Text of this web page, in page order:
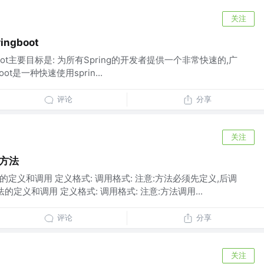
关注
要目标是: 为所有Spring的开发者提供一个非常快速的,广
是一种快速使用sprin...
评论 分享
关注
法
定义和调用 定义格式: 调用格式: 注意:方法必须先定义,后调
定义和调用 定义格式: 调用格式: 注意:方法调用...
评论 分享
关注